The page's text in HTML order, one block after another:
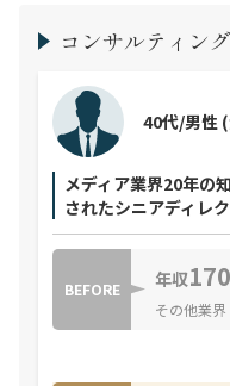
コンサルティン
メディア業界20年の
されたシニアディレ
40代/男性
BEFORE 年収
その他業